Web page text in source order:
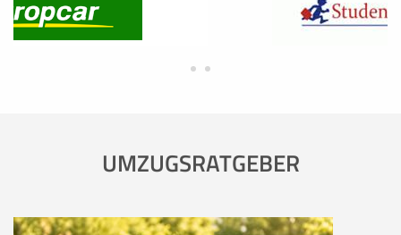
UMZUGSRATGEBER